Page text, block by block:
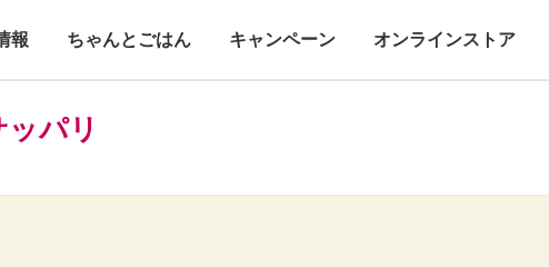
報 ちゃんとごはん キャンペーン オンラインストア
パリ